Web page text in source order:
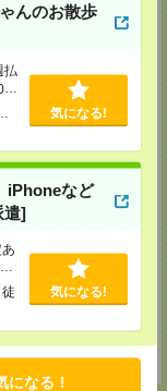
んのお散歩
払
気になる!
iPhoneなど
遣]
気になる!
になる！
ル1F
「酒のやまや」を過
ルの1階です。向かい
4F
にある「マクドナル
ケットを差し上げます
1061-50）。詳しくは